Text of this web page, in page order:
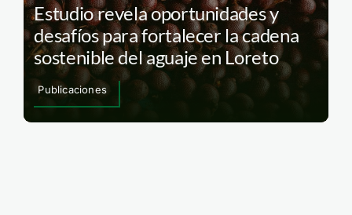
Estudio revela oportunidades y
desafíos para fortalecer la cadena
sostenible del aguaje en Loreto
Publicaciones